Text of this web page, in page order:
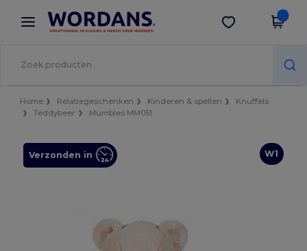
× Wordans-app
Betere prijzen in de app!
Download app
Home Relatiegeschenken Kinderen & spellen
Knuffels
Teddybeer
Mumbles MM051
W1
Verzonden in